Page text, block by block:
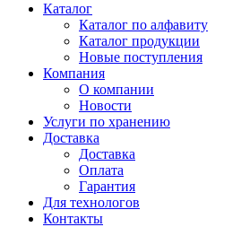
Каталог
Каталог по алфавиту
Каталог продукции
Новые поступления
Компания
О компании
Новости
Услуги по хранению
Доставка
Доставка
Оплата
Гарантия
Для технологов
Контакты